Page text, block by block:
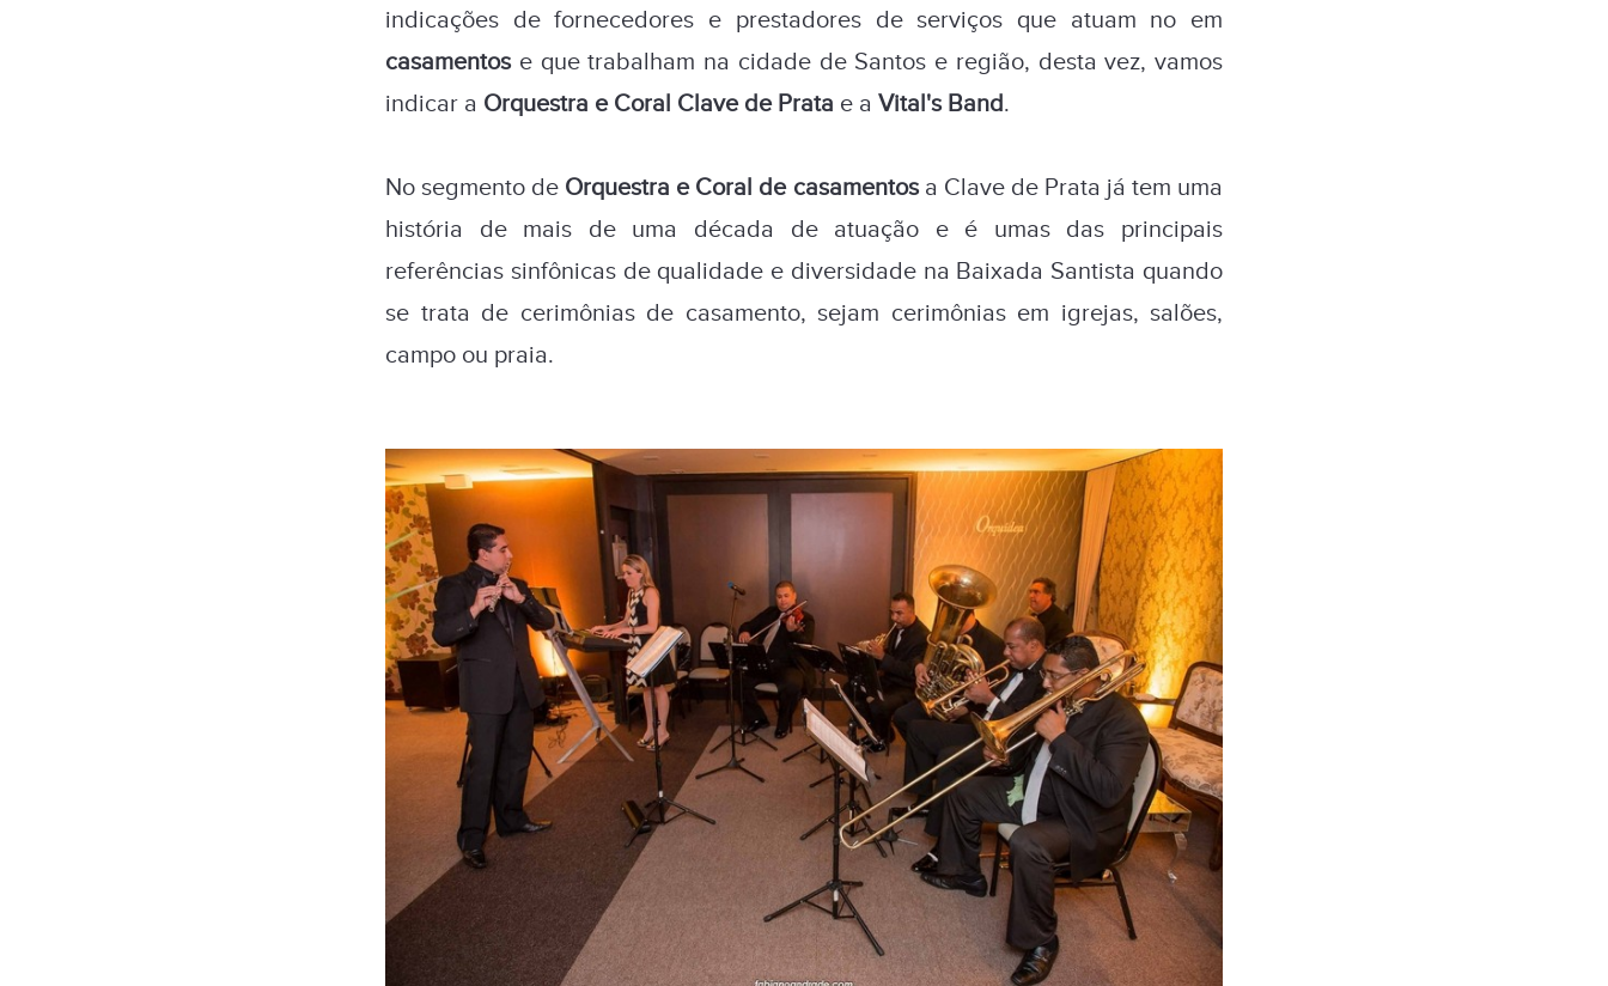
indicações de fornecedores e prestadores de serviços que atuam no em
casamentos e que trabalham na cidade de Santos e região, desta vez, vamos
indicar a Orquestra e Coral Clave de Prata e a Vital's Band.
No segmento de Orquestra e Coral de casamentosa Clave de Prata já tem uma
história de mais de uma década de atuação e é umas das principais
referências sinfônicas de qualidade e diversidade na Baixada Santista quando
se trata de cerimônias de casamento, sejam cerimônias em igrejas, salões,
campo ou praia.